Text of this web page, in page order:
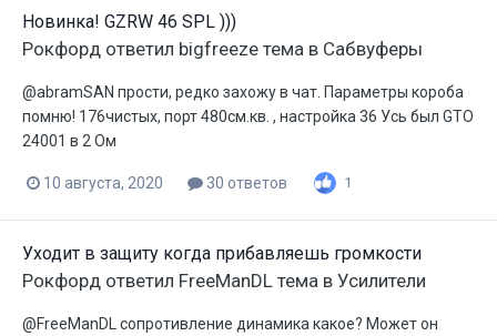
Новинка! GZRW 46 SPL )))
Рокфорд ответил bigfreeze тема в Сабвуферы
@abramSAN прости, редко захожу в чат. Параметры короба
помню! 176чистых, порт 480см.кв. , настройка 36 Усь был GTO
24001 в 2 Ом
10 августа, 2020 30 ответов 1
Уходит в защиту когда прибавляешь громкости
Рокфорд ответил FreeManDL тема в Усилители
@FreeManDL сопротивление динамика какое? Может он